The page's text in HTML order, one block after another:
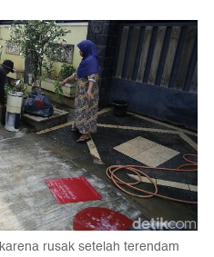
rusak setelah terendam